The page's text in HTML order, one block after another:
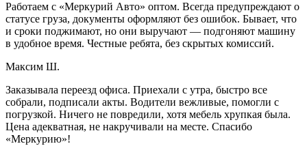
Работаем с «Меркурий Авто» оптом. Всегда предупреждают о
статусе груза, документы оформляют без ошибок. Бывает, что
и сроки поджимают, но они выручают — подгоняют машину
в удобное время. Честные ребята, без скрытых комиссий.
Максим Ш.
Заказывала переезд офиса. Приехали с утра, быстро все
собрали, подписали акты. Водители вежливые, помогли с
погрузкой. Ничего не повредили, хотя мебель хрупкая была.
Цена адекватная, не накручивали на месте. Спасибо
«Меркурию»!